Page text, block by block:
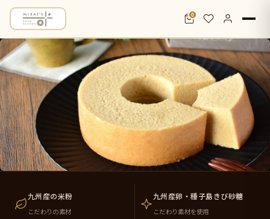
0
米粉バウムクーヘン通販・お取り寄せ｜
九州産の米粉
こだわりの素材
九州産卵・種子島きび砂糖
こだわり素材を使用